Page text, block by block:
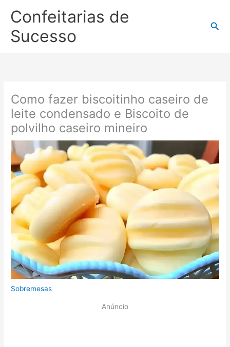
para
conteúdo
Confeitarias de
Sucesso
Como fazer biscoitinho caseiro de
leite condensado e Biscoito de
polvilho caseiro mineiro
Sobremesas
Anúncio